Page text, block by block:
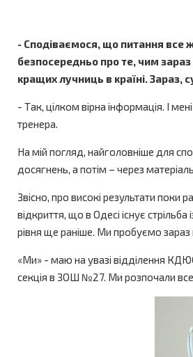
- Сподіваємося, що питання все ж
безпосередньо про те, чим зараз
кращих лучниць в країні. Зараз,
- Так, цілком вірна інформація. І
тренера.
На мій погляд, найголовніше для
досягнень, а потім – через
Звісно, про високі результати поки
відкриття, що в Одесі існує
рівня ще раніше. Ми пробуємо зараз
«Ми» - маю на увазі відділення
секція в ЗОШ №27. Ми розпочали все